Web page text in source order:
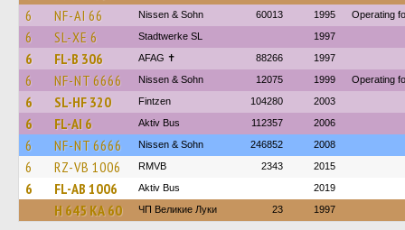
6 NF-AI 66 Nissen & Sohn 60013 1995 Operating
6 SL-XE 6 Stadtwerke SL 1997
6 FL-B 306 AFAG ✝ 88266 1997
6 NF-NT 6666 Nissen & Sohn 12075 1999 Operating
6 SL-HF 320 Fintzen 104280 2003
6 FL-AI 6 Aktiv Bus 112357 2006
6 NF-NT 6666 Nissen & Sohn 246852 2008
6 RZ-VB 1006 RMVB 2343 2015
6 FL-AB 1006 Aktiv Bus 2019
Н 645 КА 60 ЧП Великие Луки 23 1997